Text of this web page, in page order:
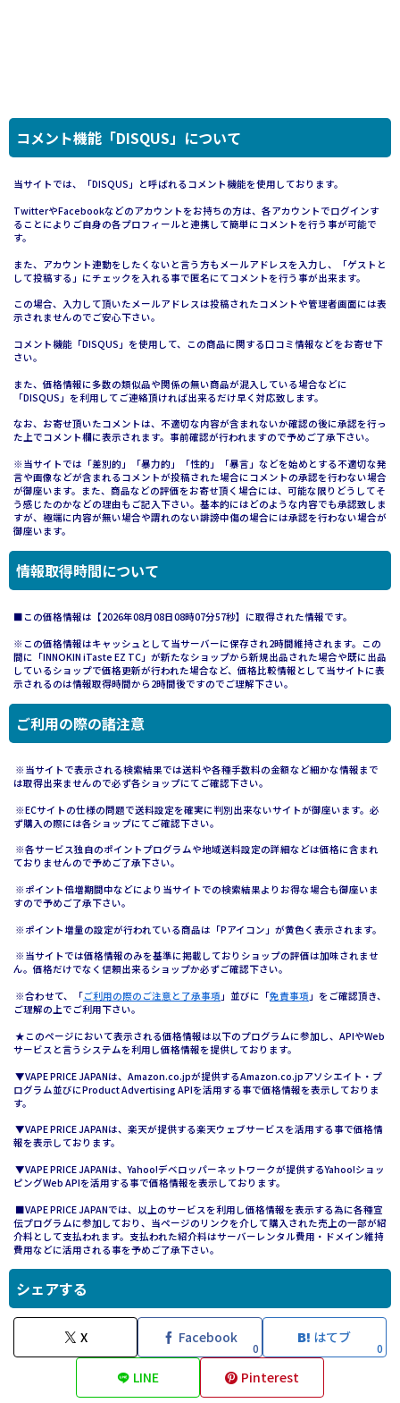
コメント機能「DISQUS」について
当サイトでは、「DISQUS」と呼ばれるコメント機能を使用しております。
TwitterやFacebookなどのアカウントをお持ちの方は、各アカウントでログインす
ることによりご自身の各プロフィールと連携して簡単にコメントを行う事が可能で
す。
また、アカウント連動をしたくないと言う方もメールアドレスを入力し、「ゲストと
して投稿する」にチェックを入れる事で匿名にてコメントを行う事が出来ます。
この場合、入力して頂いたメールアドレスは投稿されたコメントや管理者画面には表
示されませんのでご安心下さい。
コメント機能「DISQUS」を使用して、この商品に関する口コミ情報などをお寄せ下
さい。
また、価格情報に多数の類似品や関係の無い商品が混入している場合などに
「DISQUS」を利用してご連絡頂ければ出来るだけ早く対応致します。
なお、お寄せ頂いたコメントは、不適切な内容が含まれないか確認の後に承認を行っ
た上でコメント欄に表示されます。事前確認が行われますので予めご了承下さい。
※当サイトでは「差別的」「暴力的」「性的」「暴言」などを始めとする不適切な発
言や画像などが含まれるコメントが投稿された場合にコメントの承認を行わない場合
が御座います。また、商品などの評価をお寄せ頂く場合には、可能な限りどうしてそ
う感じたのかなどの理由もご記入下さい。基本的にはどのような内容でも承認致しま
すが、極端に内容が無い場合や謂れのない誹謗中傷の場合には承認を行わない場合が
御座います。
情報取得時間について
■この価格情報は【2026年08月08日08時07分57秒】に取得された情報です。
※この価格情報はキャッシュとして当サーバーに保存され2時間維持されます。この
間に「INNOKIN iTaste EZ TC」が新たなショップから新規出品された場合や既に出品
しているショップで価格更新が行われた場合など、価格比較情報として当サイトに表
示されるのは情報取得時間から2時間後ですのでご理解下さい。
ご利用の際の諸注意
※当サイトで表示される検索結果では送料や各種手数料の金額など細かな情報まで
は取得出来ませんので必ず各ショップにてご確認下さい。
※ECサイトの仕様の問題で送料設定を確実に判別出来ないサイトが御座います。必
ず購入の際には各ショップにてご確認下さい。
※各サービス独自のポイントプログラムや地域送料設定の詳細などは価格に含まれ
ておりませんので予めご了承下さい。
※ポイント倍増期間中などにより当サイトでの検索結果よりお得な場合も御座いま
すので予めご了承下さい。
※ポイント増量の設定が行われている商品は「Pアイコン」が黄色く表示されます。
※当サイトでは価格情報のみを基準に掲載しておりショップの評価は加味されませ
ん。価格だけでなく信頼出来るショップか必ずご確認下さい。
※合わせて、「ご利用の際のご注意と了承事項 」並びに「免責事項 」をご確認頂き、
ご理解の上でご利用下さい。
★このページにおいて表示される価格情報は以下のプログラムに参加し、APIやWeb
サービスと言うシステムを利用し価格情報を提供しております。
▼VAPE PRICE JAPANは、Amazon.co.jpが提供するAmazon.co.jpアソシエイト・プ
ログラム並びにProduct Advertising APIを活用する事で価格情報を表示しておりま
す。
▼VAPE PRICE JAPANは、楽天が提供する楽天ウェブサービスを活用する事で価格情
報を表示しております。
▼VAPE PRICE JAPANは、Yahoo!デベロッパーネットワークが提供するYahoo!ショッ
ピングWeb APIを活用する事で価格情報を表示しております。
■VAPE PRICE JAPANでは、以上のサービスを利用し価格情報を表示する為に各種宣
伝プログラムに参加しており、当ページのリンクを介して購入された売上の一部が紹
介料として支払われます。支払われた紹介料はサーバーレンタル費用・ドメイン維持
費用などに活用される事を予めご了承下さい。
シェアする
X Facebook
0
はてブ
0
LINE Pinterest